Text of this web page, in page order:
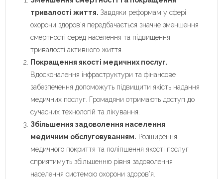
тривалості життя. Завдяки реформам у сфері
охорони здоров’я передбачається значне зменшення
смертності серед населення та підвищення
тривалості активного життя.
Покращення якості медичних послуг.
Вдосконалення інфраструктури та фінансове
забезпечення допоможуть підвищити якість надання
медичних послуг. Громадяни отримають доступ до
сучасних технологій та лікування.
Збільшення задоволення населення
медичним обслуговуванням. Розширення
медичного покриття та поліпшення якості послуг
сприятимуть збільшенню рівня задоволення
населення системою охорони здоров’я.